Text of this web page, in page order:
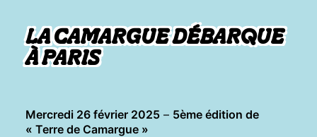
LA CAMARGUE DÉBARQUE
À PARIS
Mercredi 26 février 2025 – 5ème édition de
« Terre de Camargue »